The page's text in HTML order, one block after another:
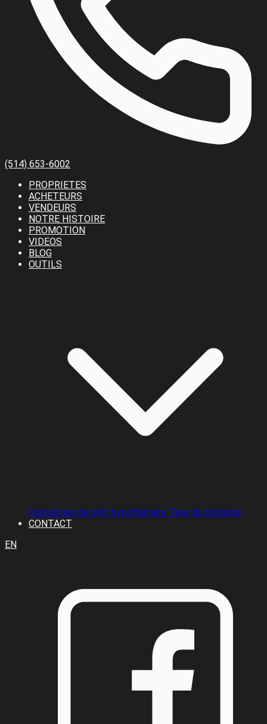
(514) 653-6002
PROPRIETES
ACHETEURS
VENDEURS
NOTRE HISTOIRE
PROMOTION
VIDEOS
BLOG
OUTILS
Calculateur de prêt hypothécaire Taxe de mutation
CONTACT
EN